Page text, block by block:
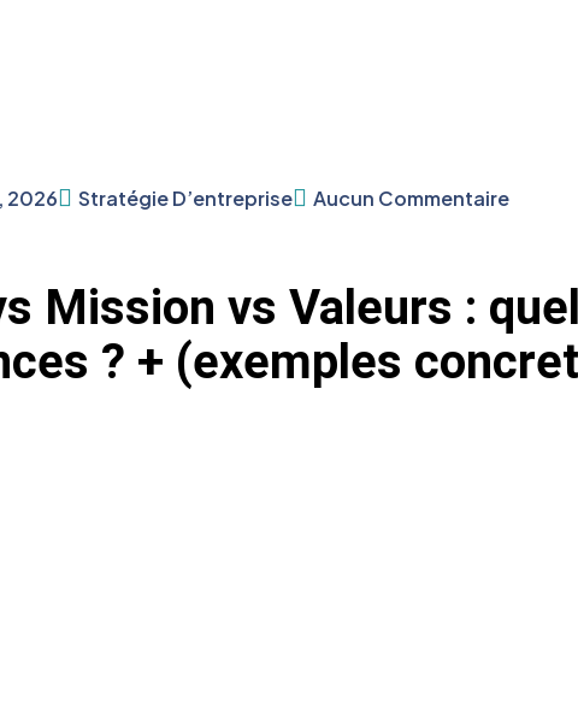
2026 Stratégie D’entreprise Aucun Commentaire
Mission vs Valeurs :
? + (exemples